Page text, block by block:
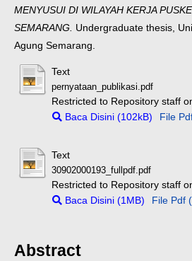
MENYUSUI DI WILAYAH KERJA
SEMARANG. Undergraduate thesis,
Agung Semarang.
Text
pernyataan_publikasi.pdf
Restricted to Repository staff
Baca Disini (102kB)
File
Text
30902000193_fullpdf.pdf
Restricted to Repository staff
Baca Disini (1MB)
File Pdf
Abstract